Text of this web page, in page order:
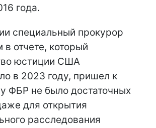
года.
специальный прокурор
отчете, который
юстиции США
в 2023 году, пришел к
ФБР не было достаточных
для открытия
расследования